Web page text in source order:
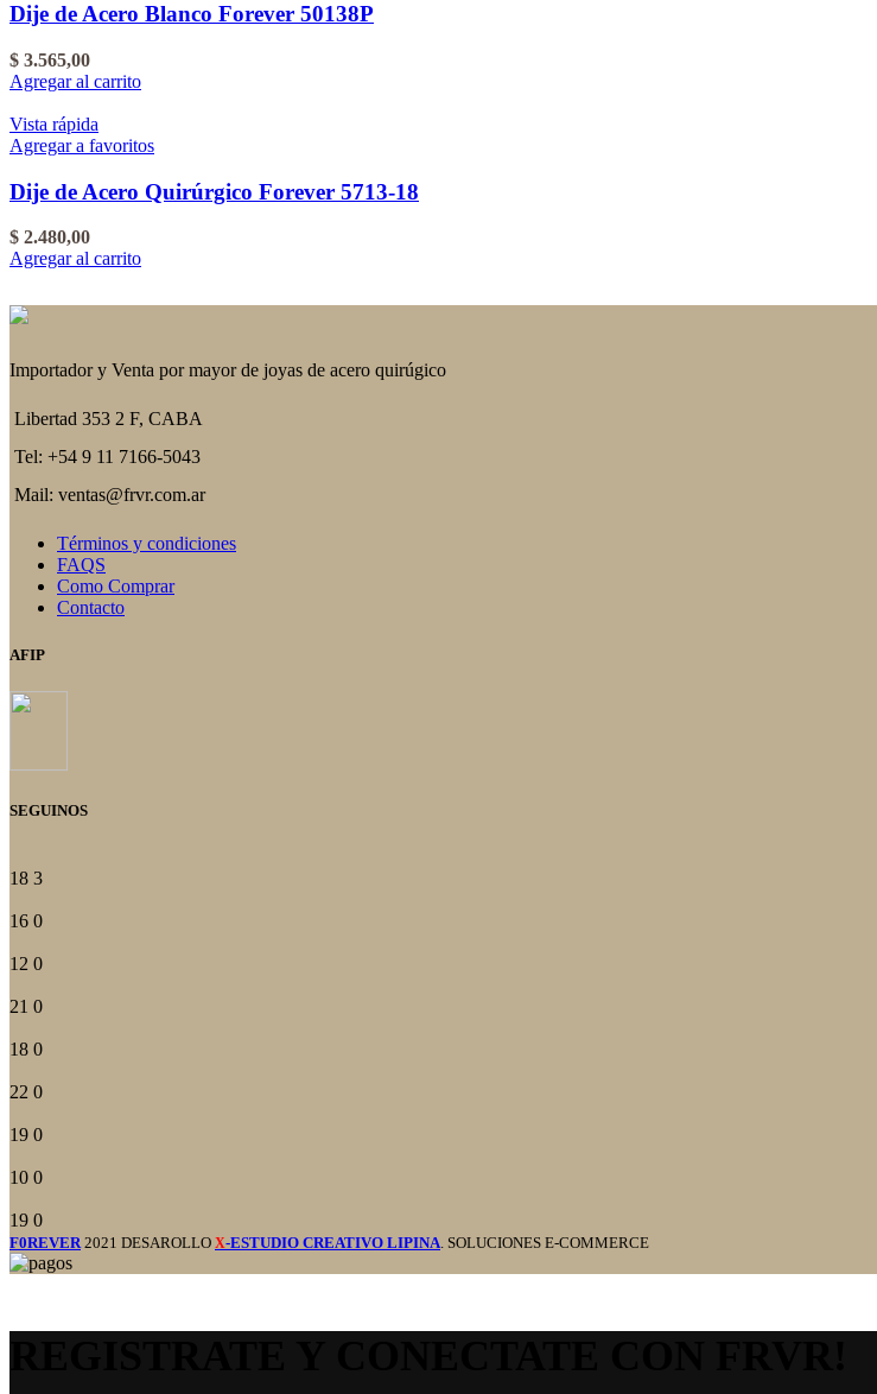
Dije de Acero Blanco Forever 50138P
$ 3.565,00
Agregar al carrito
Vista rápida
Agregar a favoritos
Dije de Acero Quirúrgico Forever 5713-18
$ 2.480,00
Agregar al carrito
Importador y Venta por mayor de joyas de acero quirúgico
Libertad 353 2 F, CABA
Tel: +54 9 11 7166-5043
Mail: ventas@frvr.com.ar
Términos y condiciones
FAQS
Como Comprar
Contacto
AFIP
SEGUINOS
18 3
16 0
12 0
21 0
18 0
22 0
19 0
10 0
19 0
F0REVER 2021 DESAROLLO X-ESTUDIO CREATIVO LIPINA. SOLUCIONES E-COMMERCE